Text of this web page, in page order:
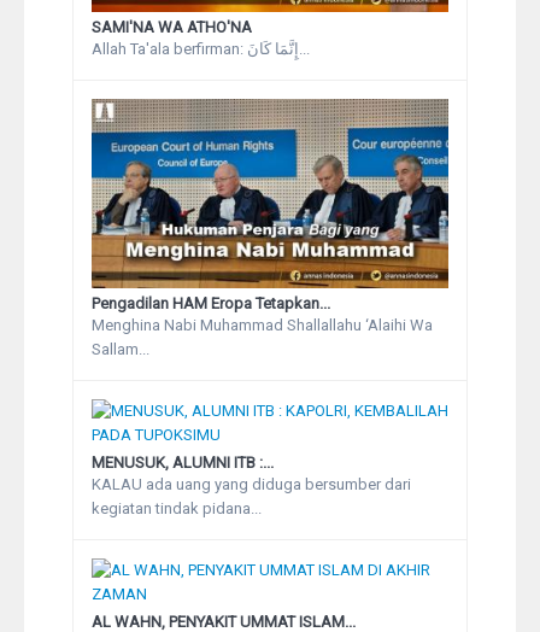
SAMI'NA WA ATHO'NA
Pengadilan HAM Eropa Tetapkan...
Menghina Nabi Muhammad Shallallahu ‘Alaihi Wa
Sallam...
MENUSUK, ALUMNI ITB :...
KALAU ada uang yang diduga bersumber dari
kegiatan tindak pidana...
AL WAHN, PENYAKIT UMMAT ISLAM...